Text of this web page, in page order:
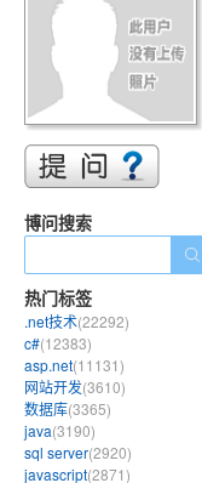
博问搜索
热门标签
.net技术(22292)
c#(12383)
asp.net(11131)
网站开发(3610)
数据库(3365)
java(3190)
sql server(2920)
javascript(2871)